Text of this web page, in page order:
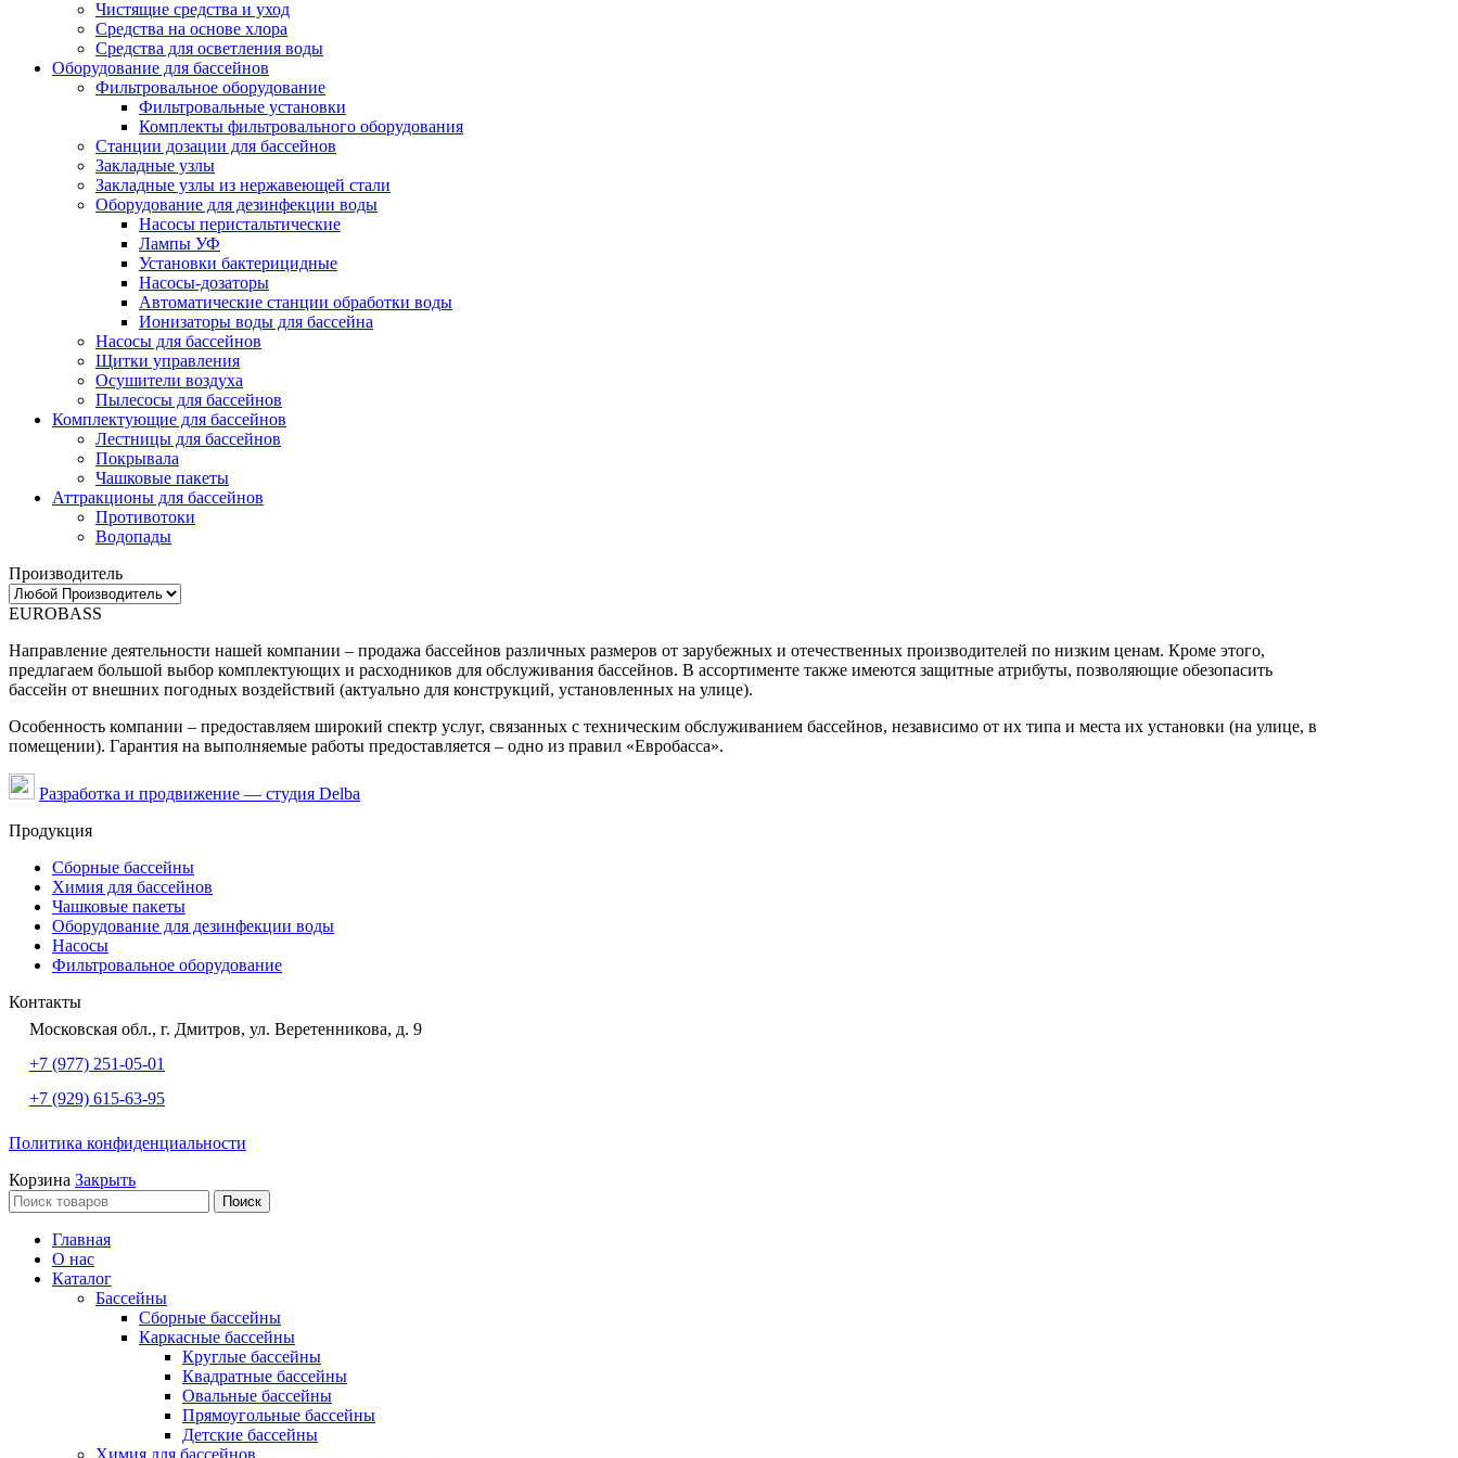
Чистящие средства и уход
Средства на основе хлора
Средства для осветления воды
Оборудование для бассейнов
Фильтровальное оборудование
Фильтровальные установки
Комплекты фильтровального оборудования
Станции дозации для бассейнов
Закладные узлы
Закладные узлы из нержавеющей стали
Оборудование для дезинфекции воды
Насосы перистальтические
Лампы УФ
Установки бактерицидные
Насосы-дозаторы
Автоматические станции обработки воды
Ионизаторы воды для бассейна
Насосы для бассейнов
Щитки управления
Осушители воздуха
Пылесосы для бассейнов
Комплектующие для бассейнов
Лестницы для бассейнов
Покрывала
Чашковые пакеты
Аттракционы для бассейнов
Противотоки
Водопады
Производитель
EUROBASS
Направление деятельности нашей компании – продажа бассейнов различных размеров от зарубежных и отечественных производителей по низким ценам. Кроме этого,
предлагаем большой выбор комплектующих и расходников для обслуживания бассейнов. В ассортименте также имеются защитные атрибуты, позволяющие обезопасить
бассейн от внешних погодных воздействий (актуально для конструкций, установленных на улице).
Особенность компании – предоставляем широкий спектр услуг, связанных с техническим обслуживанием бассейнов, независимо от их типа и места их установки (на улице, в
помещении). Гарантия на выполняемые работы предоставляется – одно из правил «Евробасса».
Разработка и продвижение — студия Delba
Продукция
Сборные бассейны
Химия для бассейнов
Чашковые пакеты
Оборудование для дезинфекции воды
Насосы
Фильтровальное оборудование
Контакты
Московская обл., г. Дмитров, ул. Веретенникова, д. 9
+7 (977) 251-05-01
+7 (929) 615-63-95
Политика конфиденциальности
Корзина Закрыть
Поиск
Главная
О нас
Каталог
Бассейны
Сборные бассейны
Каркасные бассейны
Круглые бассейны
Квадратные бассейны
Овальные бассейны
Прямоугольные бассейны
Детские бассейны
Химия для бассейнов